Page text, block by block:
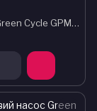
Мінінасос Green Cycle GPM-077 пластиковий, presta + schreder, чорний